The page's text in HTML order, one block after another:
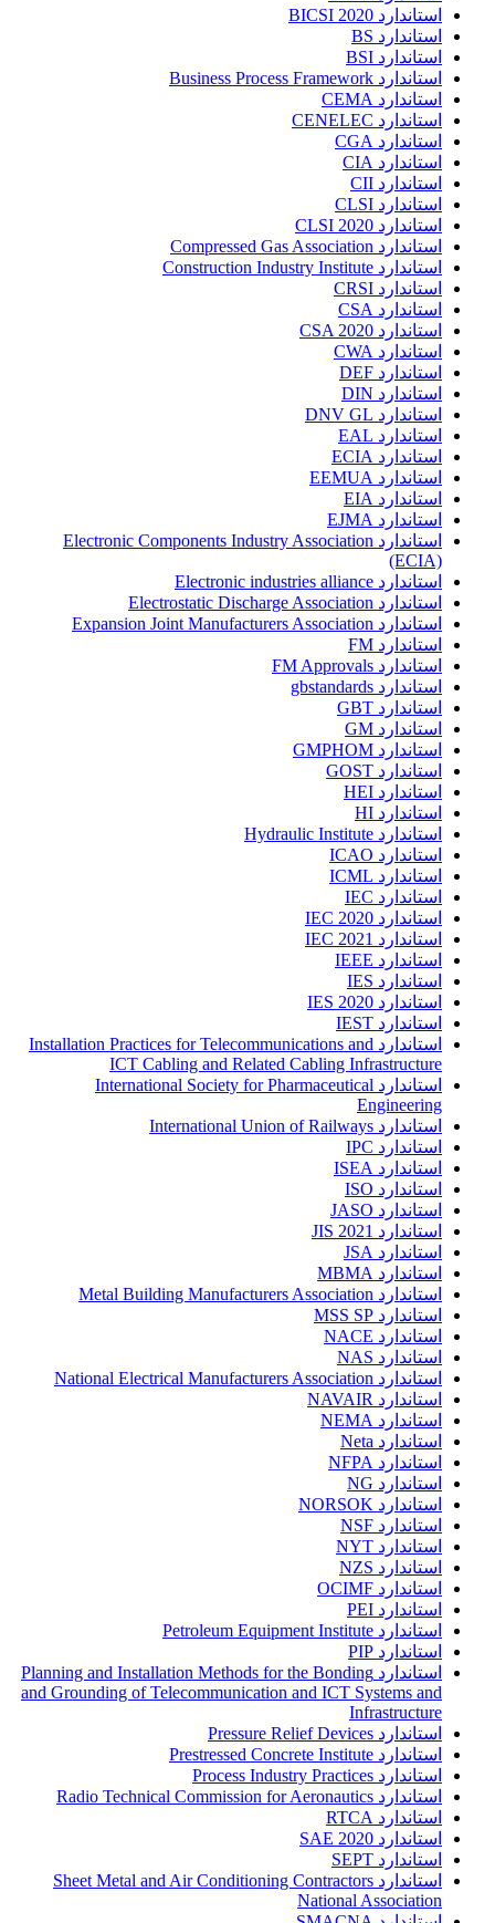
استاندارد BICSI 2020
استاندارد BS
استاندارد BSI
استاندارد Business Process Framework
استاندارد CEMA
استاندارد CENELEC
استاندارد CGA
استاندارد CIA
استاندارد CII
استاندارد CLSI
استاندارد CLSI 2020
استاندارد Compressed Gas Association
استاندارد Construction Industry Institute
استاندارد CRSI
استاندارد CSA
استاندارد CSA 2020
استاندارد CWA
استاندارد DEF
استاندارد DIN
استاندارد DNV GL
استاندارد EAL
استاندارد ECIA
استاندارد EEMUA
استاندارد EIA
استاندارد EJMA
استاندارد Electronic Components Industry Association
(ECIA)
استاندارد Electronic industries alliance
استاندارد Electrostatic Discharge Association
استاندارد Expansion Joint Manufacturers Association
استاندارد FM
استاندارد FM Approvals
استاندارد gbstandards
استاندارد GBT
استاندارد GM
استاندارد GMPHOM
استاندارد GOST
استاندارد HEI
استاندارد HI
استاندارد Hydraulic Institute
استاندارد ICAO
استاندارد ICML
استاندارد IEC
استاندارد IEC 2020
استاندارد IEC 2021
استاندارد IEEE
استاندارد IES
استاندارد IES 2020
استاندارد IEST
استاندارد Installation Practices for Telecommunications and
ICT Cabling and Related Cabling Infrastructure
استاندارد International Society for Pharmaceutical
Engineering
استاندارد International Union of Railways
استاندارد IPC
استاندارد ISEA
استاندارد ISO
استاندارد JASO
استاندارد JIS 2021
استاندارد JSA
استاندارد MBMA
استاندارد Metal Building Manufacturers Association
استاندارد MSS SP
استاندارد NACE
استاندارد NAS
استاندارد National Electrical Manufacturers Association
استاندارد NAVAIR
استاندارد NEMA
استاندارد Neta
استاندارد NFPA
استاندارد NG
استاندارد NORSOK
استاندارد NSF
استاندارد NYT
استاندارد NZS
استاندارد OCIMF
استاندارد PEI
استاندارد Petroleum Equipment Institute
استاندارد PIP
استاندارد Planning and Installation Methods for the Bonding
and Grounding of Telecommunication and ICT Systems and
Infrastructure
استاندارد Pressure Relief Devices
استاندارد Prestressed Concrete Institute
استاندارد Process Industry Practices
استاندارد Radio Technical Commission for Aeronautics
استاندارد RTCA
استاندارد SAE 2020
استاندارد SEPT
استاندارد Sheet Metal and Air Conditioning Contractors
National Association